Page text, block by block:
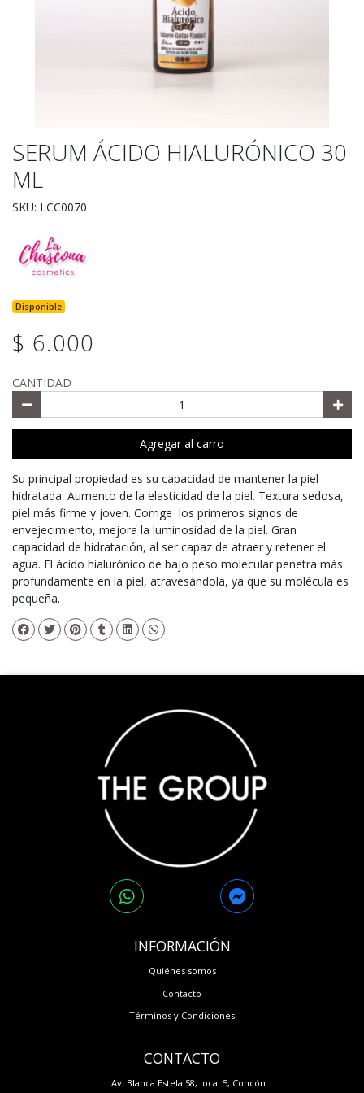
SERUM ÁCIDO HIALURÓNICO 30
ML
SKU: LCC0070
Disponible
$ 6.000
CANTIDAD
Agregar al carro
Su principal propiedad es su capacidad de mantener la piel
hidratada. Aumento de la elasticidad de la piel. Textura sedosa,
piel más firme y joven. Corrige los primeros signos de
envejecimiento, mejora la luminosidad de la piel. Gran
capacidad de hidratación, al ser capaz de atraer y retener el
agua. El ácido hialurónico de bajo peso molecular penetra más
profundamente en la piel, atravesándola, ya que su molécula es
pequeña.
INFORMACIÓN
Quiénes somos
Contacto
Términos y Condiciones
CONTACTO
Av. Blanca Estela 58, local 5, Concón